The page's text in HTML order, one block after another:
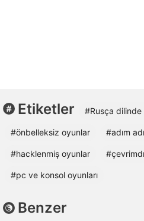
Etiketler #Rusça dilinde
#önbelleksiz oyunlar #adım
#hacklenmiş oyunlar
#pc ve konsol oyunları
Benzer